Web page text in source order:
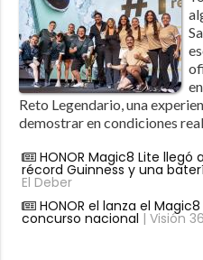
Reto Legendario, una
demostrar en condiciones
HONOR Magic8 Lite llegó
récord Guinness y una
El Deber
HONOR el lanza el
concurso nacional | Visión